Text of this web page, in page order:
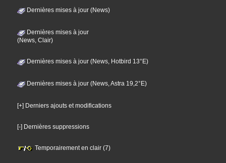
Dernières mises à jour (News)
Dernières mises à jour
(News, Clair)
Dernières mises à jour (News, Hotbird 13°E)
Dernières mises à jour (News, Astra 19,2°E)
[+] Derniers ajouts et modifications
[-] Dernières suppressions
Temporairement en clair (7)